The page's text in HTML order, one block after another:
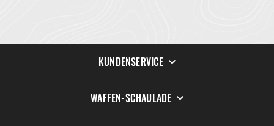
KUNDENSERVICE
WAFFEN-SCHAULADE